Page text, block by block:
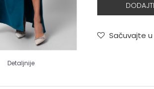
Detaljnije
Sačuvajte u